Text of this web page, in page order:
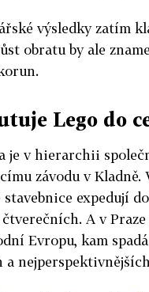
výsledky zatím
obratu by ale
Lego do
je v hierarchii
závodu v
stavebnice expedují
A v
Evropu, kam
a